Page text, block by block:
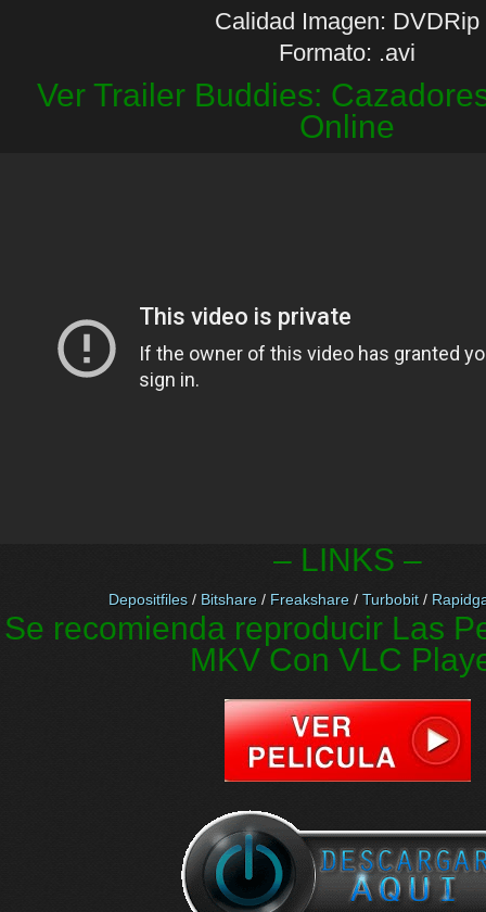
Calidad Imagen: DVDRip
Formato: .avi
Ver Trailer Buddies:
Online
– LINKS –
Depositfiles/ Bitshare/ Freakshare/ Turbobit/
Se recomienda reproducir Las
MKV Con VLC